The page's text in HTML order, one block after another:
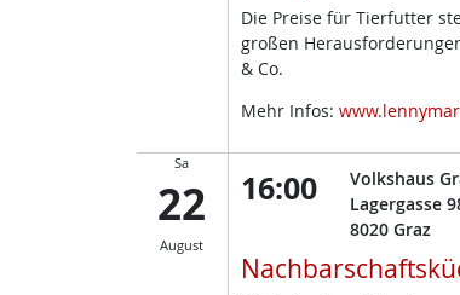
Die Preise für Tierfutter
großen
& Co.
Mehr Infos:
Sa
22
August
16:00
Volkshaus
Lagergasse
8020 Graz